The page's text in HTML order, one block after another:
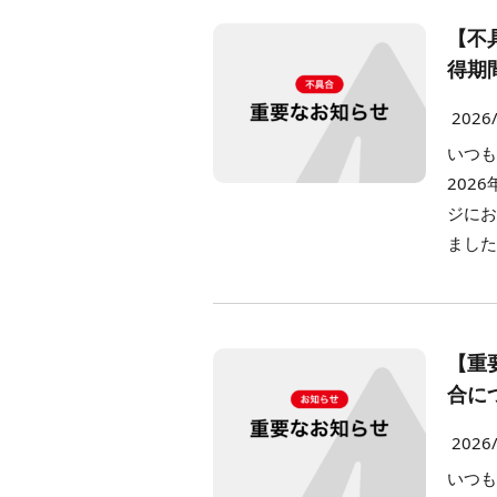
【
得期
いつ
2026
ジに
まし
【
合に
いつ